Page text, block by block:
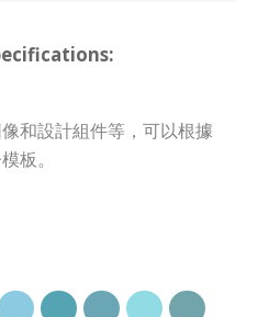
和設計組件等，可以根據
板。